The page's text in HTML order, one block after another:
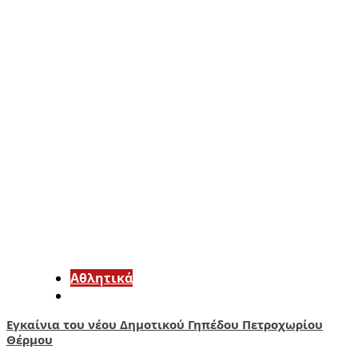
Αθλητικά
Εγκαίνια του νέου Δημοτικού Γηπέδου Πετροχωρίου
Θέρμου